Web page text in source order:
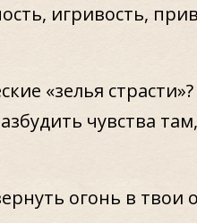
игривость,
«зелья
чувства
огонь в твои